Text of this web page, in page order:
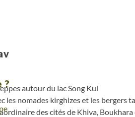
?
des joyaux de l'art
de monts, de lac turquoise en
suspendus.
autour du lac Song Kul
les nomades kirghizes et les bergers
des cités de Khiva, Boukhara